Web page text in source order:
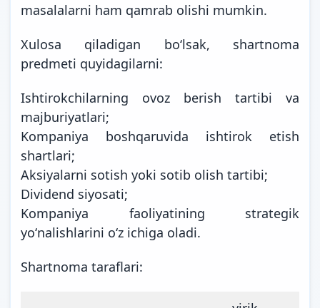
masalalarni ham qamrab olishi mumkin.
Xulosa qiladigan boʻlsak, shartnoma
predmeti quyidagilarni:
Ishtirokchilarning ovoz berish tartibi va
majburiyatlari;
Kompaniya boshqaruvida ishtirok etish
shartlari;
Aksiyalarni sotish yoki sotib olish tartibi;
Dividend siyosati;
Kompaniya faoliyatining strategik
yoʻnalishlarini oʻz ichiga oladi.
Shartnoma taraflari: